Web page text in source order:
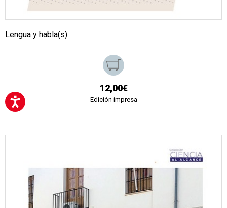
Lengua y habla(s)
12,00€
Edición impresa